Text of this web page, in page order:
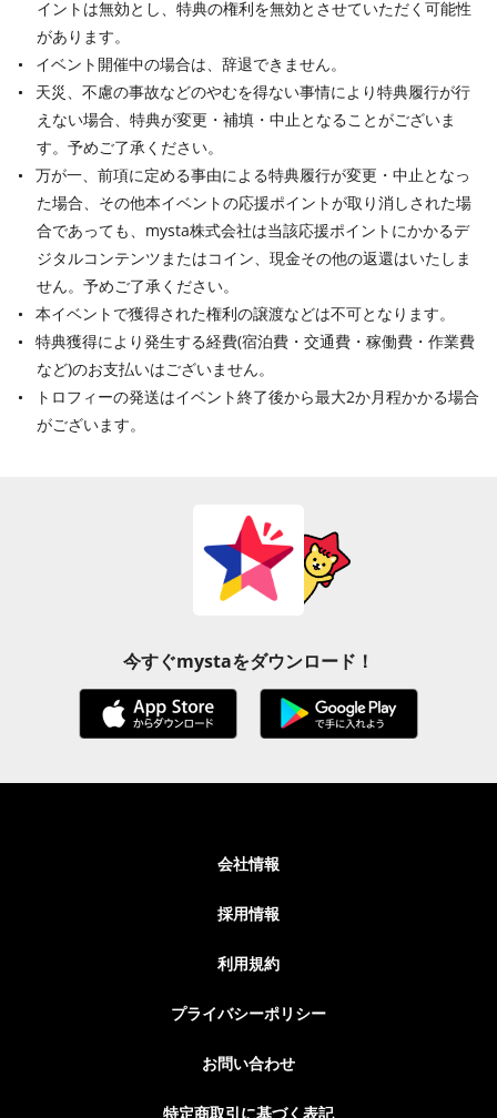
イントは無効とし、特典の権利を無効とさせていただく可能性
があります。
イベント開催中の場合は、辞退できません。
天災、不慮の事故などのやむを得ない事情により特典履行が行
えない場合、特典が変更・補填・中止となることがございま
す。予めご了承ください。
万が一、前項に定める事由による特典履行が変更・中止となっ
た場合、その他本イベントの応援ポイントが取り消しされた場
合であっても、mysta株式会社は当該応援ポイントにかかるデ
ジタルコンテンツまたはコイン、現金その他の返還はいたしま
せん。予めご了承ください。
本イベントで獲得された権利の譲渡などは不可となります。
特典獲得により発生する経費(宿泊費・交通費・稼働費・作業費
など)のお支払いはございません。
トロフィーの発送はイベント終了後から最大2か月程かかる場合
がございます。
今すぐmystaをダウンロード！
会社情報
採用情報
利用規約
プライバシーポリシー
お問い合わせ
特定商取引に基づく表記